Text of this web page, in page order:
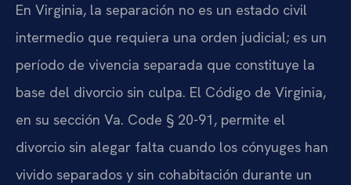
En Virginia, la separación no es un estado civil
intermedio que requiera una orden judicial; es un
período de vivencia separada que constituye la
base del divorcio sin culpa. El Código de Virginia,
en su sección Va. Code § 20-91, permite el
divorcio sin alegar falta cuando los cónyuges han
vivido separados y sin cohabitación durante un